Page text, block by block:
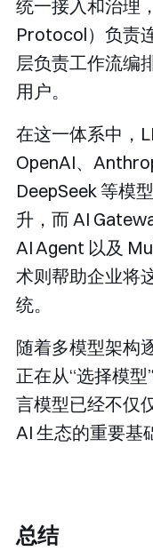
统一接入和治理
Protocol）负责
层负责工作流编
用户。
在这一体系中，
OpenAI、
DeepSeek 等模
升，而 AI
AI Agent 以及
术则帮助企业将
统。
随着多模型架构
正在从“选择模
言模型已经不仅
AI 生态的重要基
总结